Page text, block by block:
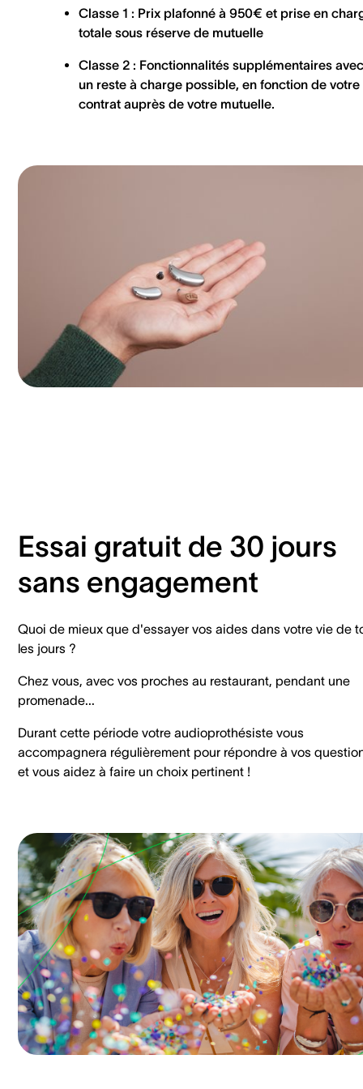
Classe 1 : Prix plafonné à 950€ et prise en
totale sous réserve de mutuelle
Classe 2 : Fonctionnalités supplémentaires avec
un reste à charge possible, en fonction de votre
contrat auprès de votre mutuelle.
Essai gratuit de 30 jours
sans engagement
Quoi de mieux que d'essayer vos aides dans votre vie de
les jours ?
Chez vous, avec vos proches au restaurant, pendant une
promenade...
Durant cette période votre audioprothésiste vous
accompagnera régulièrement pour répondre à vos
et vous aidez à faire un choix pertinent !